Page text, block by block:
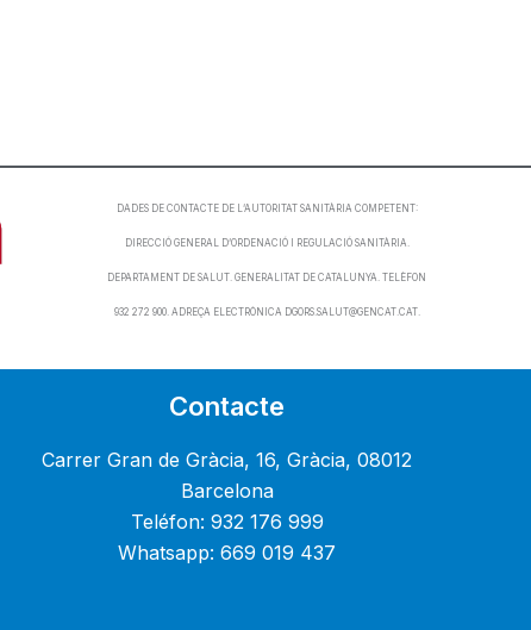
DADES DE CONTACTE DE L’AUTORITAT SANITÀRIA COMPETENT:
DIRECCIÓ GENERAL D’ORDENACIÓ I REGULACIÓ SANITÀRIA.
DEPARTAMENT DE SALUT. GENERALITAT DE CATALUNYA. TELÈFON
932 272 900. ADREÇA ELECTRÒNICA DGORS.SALUT@GENCAT.CAT.
Contacte
Carrer Gran de Gràcia, 16, Gràcia, 08012
Barcelona
Teléfon: 932 176 999
Whatsapp: 669 019 437